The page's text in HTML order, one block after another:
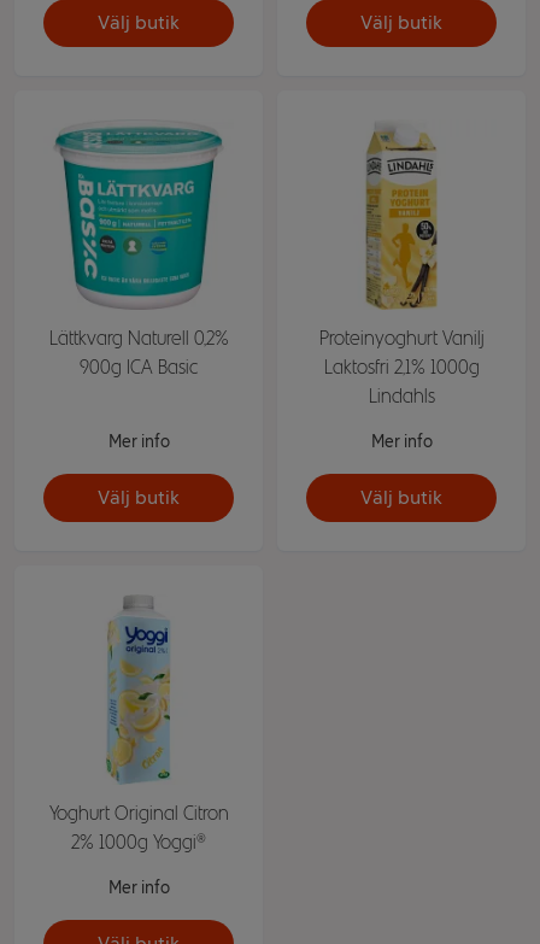
Välj butik Välj butik
Lättkvarg Naturell 0,2%
900g ICA Basic
Mer info
Välj butik
Proteinyoghurt Vanilj
Laktosfri 2,1% 1000g
Lindahls
Mer info
Välj butik
Yoghurt Original Citron
2% 1000g Yoggi®
Mer info